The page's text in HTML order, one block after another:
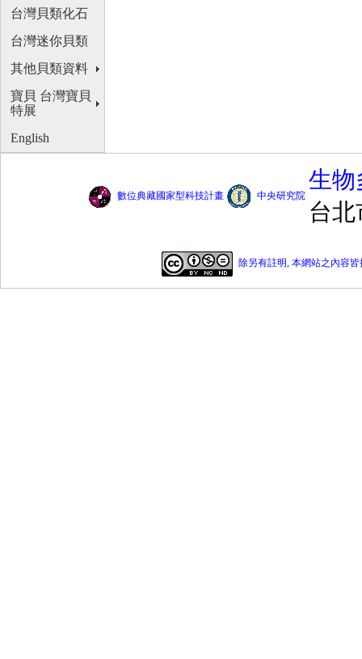
台灣貝類化石
台灣迷你貝類
其他貝類資料
寶貝 台灣寶貝
特展
English
數位典藏國家型科技計畫 中央研究院
生物
台北
除另有註明, 本網站之內容